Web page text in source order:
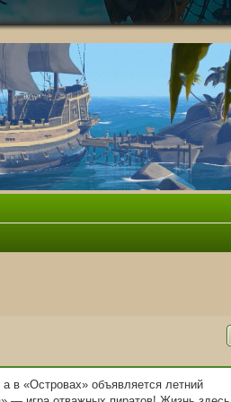
в «Островах» объявляется летний